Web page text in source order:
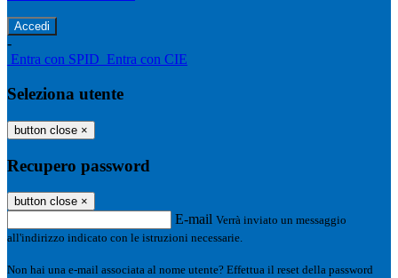
-
Entra con SPID Entra con CIE
Seleziona utente
button close ×
Recupero password
button close ×
E-mail Verrà inviato un messaggio
all'indirizzo indicato con le istruzioni necessarie.
Non hai una e-mail associata al nome utente? Effettua il reset della password